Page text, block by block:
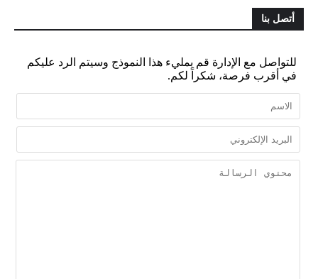
أتصل بنا
للتواصل مع الإدارة قم بمليء هذا النموذج وسيتم الرد عليكم
في أقرب فرصة، شكراً لكم.